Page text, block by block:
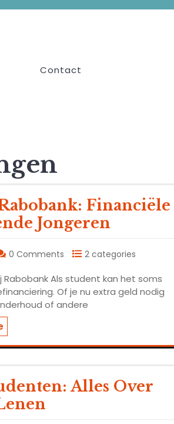
Contact
Financiële
Jongeren
0 Comments 2 categories
Rabobank Als student kan het soms
Of je nu extra geld nodig
of andere
Alles Over